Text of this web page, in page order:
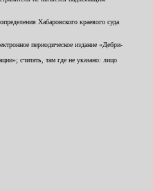
Хабаровского краевого суда
периодическое издание «Дебри-
считать, там где не указано: лицо